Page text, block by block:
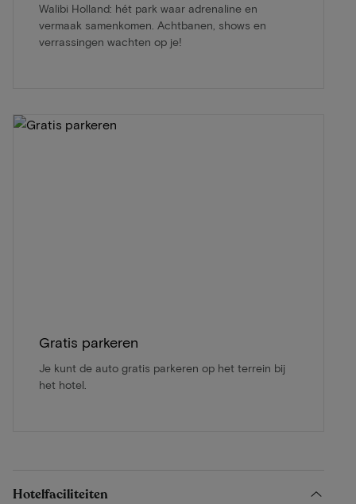
Walibi Holland: hét park waar adrenaline en
vermaak samenkomen. Achtbanen, shows en
verrassingen wachten op je!
Gratis parkeren
Je kunt de auto gratis parkeren op het terrein bij
het hotel.
Hotelfaciliteiten